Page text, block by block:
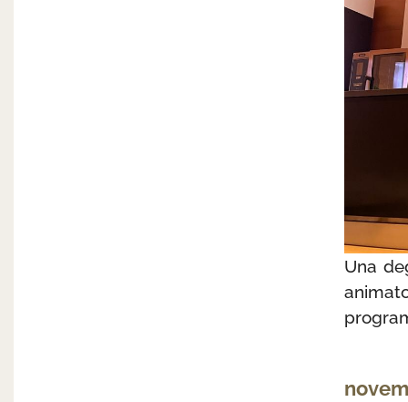
Una